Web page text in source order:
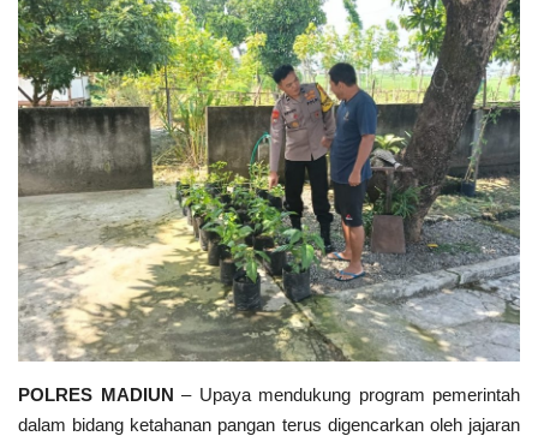
Layanan Masyarakat
Polri TV
Policetube
IKM
POLRES MADIUN – Upaya mendukung program pemerintah
dalam bidang ketahanan pangan terus digencarkan oleh jajaran